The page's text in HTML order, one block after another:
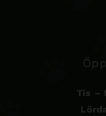
Tis –